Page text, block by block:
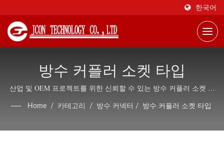
한국어
방수 커플러 소켓 타입
산업 및 OEM 프로젝트를 위한 신뢰할 수 있는 방수 커플러 소켓 타
Home / 카테고리 / 방수 커넥터 / 방수 커플러 소켓 타입